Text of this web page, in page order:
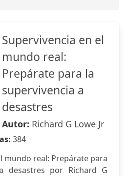
Supervivencia en el
mundo real:
Prepárate para la
supervivencia a
desastres
Autor: Richard G Lowe Jr
384
mundo real: Prepárate para
desastres por Richard G